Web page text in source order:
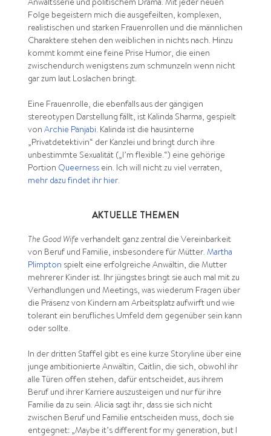
Anwaltsserie und politischem Drama. Mit jeder neuen
Folge begeistern mich die ausgefeilten, komplexen,
realistischen und starken Frauenrollen und die männlichen
Charaktere stehen den weiblichen in nichts nach. Hinzu
kommt kommt eine feine Prise Humor, die einen
zwischendurch wenigstens zum schmunzeln wenn nicht
gar zum laut Loslachen bringt.
Eine Frauenrolle, die ebenfalls aus der gängigen
stereotypen Darstellung fällt, ist Kalinda Sharma, gespielt
von Archie Panjabi. Kalinda ist die hausinterne
„Privatdetektivin“ der Kanzlei und bringt durch ihre
unbestimmte Sexualität („I’m flexible.“) eine gehörige
Portion Queernessein. Ich will nicht zu viel verraten,
mehr dazu findet ihr hier.
AKTUELLE THEMEN
The Good Wife verhandelt ganz zentral die Vereinbarkeit
von Beruf und Familie, insbesondere für Mütter. Martha
Plimpton spielt eine erfolgreiche Anwältin, die Mutter
mehrerer Kinder ist. Ihr jüngstes bringt sie auch mal mit zu
Verhandlungen und Meetings, was wiederum Fragen über
die Präsenz von Kindern am Arbeitsplatz aufwirft und wie
tolerant ein berufliches Umfeld dem gegenüber sein kann
oder sollte.
In der dritten Staffel gibt es eine kurze Storyline über eine
junge ambitionierte Anwältin, Caitlin, die sich, obwohl ihr
alle Türen offen stehen, dafür entscheidet, aus ihrem
Beruf und ihrer Karriere auszusteigen und nur für ihre
Familie da zu sein. Alicia sagt ihr, dass sie sich nicht
zwischen Beruf und Familie entscheiden muss, doch sie
entgegnet: „Maybe it’s different for my generation, but I